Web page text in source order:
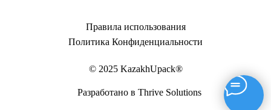
Правила использования
Политика Конфиденциальности
© 2025 KazakhUpack®
Разработано в Thrive Solutions